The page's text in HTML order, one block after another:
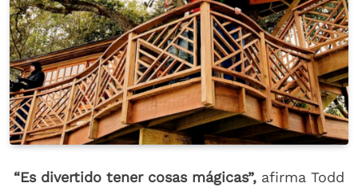
“Es divertido tener cosas mágicas”, afirma Todd